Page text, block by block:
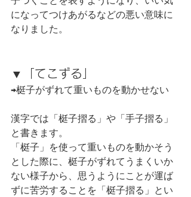
になってつけあがるなどの悪い意味に
なりました。
▼「てこずる」
→梃子がずれて重いものを動かせない
漢字では「梃子摺る」や「手子摺る」
と書きます。
「梃子」を使って重いものを動かそう
とした際に、梃子がずれてうまくいか
ない様子から、思うようにことが運ば
ずに苦労することを「梃子摺る」とい